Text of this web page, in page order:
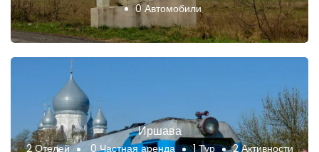
0 Автомобили
Иршава
2 Отелей 0 Частная аренда 1 Тур
2 Активности